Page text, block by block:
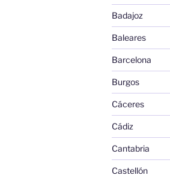
Badajoz
Baleares
Barcelona
Burgos
Cáceres
Cádiz
Cantabria
Castellón